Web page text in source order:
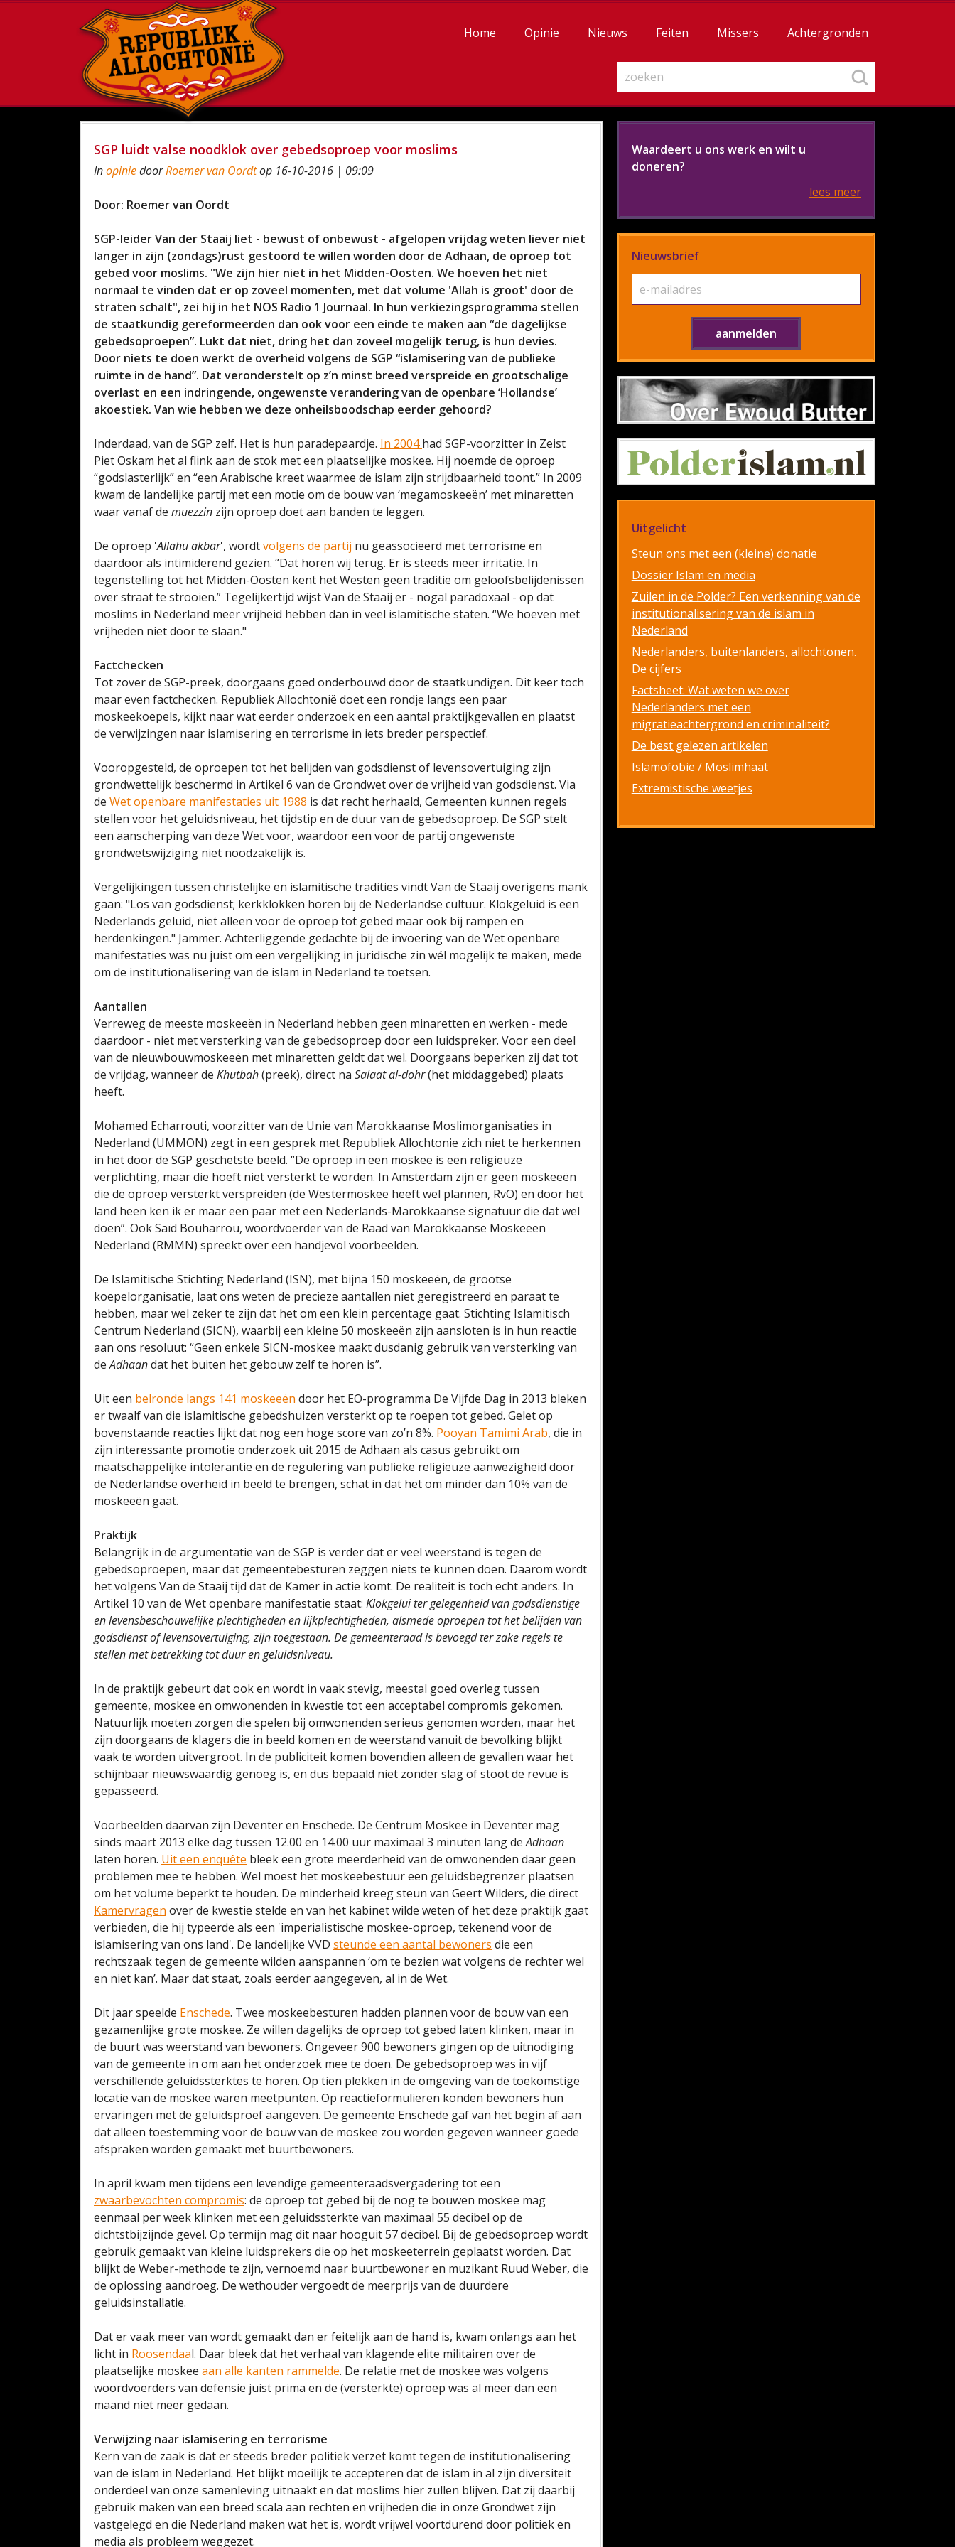
Home Opinie Nieuws Feiten Missers Achtergronden
SGP luidt valse noodklok over gebedsoproep voor moslims
InopiniedoorRoemer van Oordtop 16-10-2016 | 09:09
Door: Roemer van Oordt
SGP-leider Van der Staaij liet - bewust of onbewust - afgelopen vrijdag weten liever niet
langer in zijn (zondags)rust gestoord te willen worden door de Adhaan, de oproep tot
gebed voor moslims. "We zijn hier niet in het Midden-Oosten. We hoeven het niet
normaal te vinden dat er op zoveel momenten, met dat volume 'Allah is groot' door de
straten schalt", zei hij in het NOS Radio 1 Journaal. In hun verkiezingsprogramma stellen
de staatkundig gereformeerden dan ook voor een einde te maken aan “de dagelijkse
gebedsoproepen”. Lukt dat niet, dring het dan zoveel mogelijk terug, is hun devies.
Door niets te doen werkt de overheid volgens de SGP “islamisering van de publieke
ruimte in de hand”. Dat veronderstelt op z’n minst breed verspreide en grootschalige
overlast en een indringende, ongewenste verandering van de openbare ‘Hollandse’
akoestiek. Van wie hebben we deze onheilsboodschap eerder gehoord?
Inderdaad, van de SGP zelf. Het is hun paradepaardje. In 2004had SGP-voorzitter in Zeist
Piet Oskam het al flink aan de stok met een plaatselijke moskee. Hij noemde de oproep
“godslasterlijk” en “een Arabische kreet waarmee de islam zijn strijdbaarheid toont.” In 2009
kwam de landelijke partij met een motie om de bouw van ‘megamoskeeën’ met minaretten
waar vanaf de muezzin zijn oproep doet aan banden te leggen.
De oproep 'Allahu akbar', wordtvolgens de partij nu geassocieerd met terrorisme en
daardoor als intimiderend gezien. “Dat horen wij terug. Er is steeds meer irritatie. In
tegenstelling tot het Midden-Oosten kent het Westen geen traditie om geloofsbelijdenissen
over straat te strooien.” Tegelijkertijd wijst Van de Staaij er - nogal paradoxaal - op dat
moslims in Nederland meer vrijheid hebben dan in veel islamitische staten. “We hoeven met
vrijheden niet door te slaan."
Factchecken
Tot zover de SGP-preek, doorgaans goed onderbouwd door de staatkundigen. Dit keer toch
maar even factchecken. Republiek Allochtonië doet een rondje langs een paar
moskeekoepels, kijkt naar wat eerder onderzoek en een aantal praktijkgevallen en plaatst
de verwijzingen naar islamisering en terrorisme in iets breder perspectief.
Vooropgesteld, de oproepen tot het belijden van godsdienst of levensovertuiging zijn
grondwettelijk beschermd in Artikel 6 van de Grondwet over de vrijheid van godsdienst. Via
de Wet openbare manifestaties uit 1988 is dat recht herhaald, Gemeenten kunnen regels
stellen voor het geluidsniveau, het tijdstip en de duur van de gebedsoproep. De SGP stelt
een aanscherping van deze Wet voor, waardoor een voor de partij ongewenste
grondwetswijziging niet noodzakelijk is.
Vergelijkingen tussen christelijke en islamitische tradities vindt Van de Staaij overigens mank
gaan: "Los van godsdienst; kerkklokken horen bij de Nederlandse cultuur. Klokgeluid is een
Nederlands geluid, niet alleen voor de oproep tot gebed maar ook bij rampen en
herdenkingen." Jammer. Achterliggende gedachte bij de invoering van de Wet openbare
manifestaties was nu juist om een vergelijking in juridische zin wél mogelijk te maken, mede
om de institutionalisering van de islam in Nederland te toetsen.
Aantallen
Verreweg de meeste moskeeën in Nederland hebben geen minaretten en werken - mede
daardoor - niet met versterking van de gebedsoproep door een luidspreker. Voor een deel
van de nieuwbouwmoskeeën met minaretten geldt dat wel. Doorgaans beperken zij dat tot
de vrijdag, wanneer de Khutbah(preek), direct na Salaat al-dohr(het middaggebed) plaats
heeft.
Mohamed Echarrouti, voorzitter van de Unie van Marokkaanse Moslimorganisaties in
Nederland (UMMON) zegt in een gesprek met Republiek Allochtonie zich niet te herkennen
in het door de SGP geschetste beeld. “De oproep in een moskee is een religieuze
verplichting, maar die hoeft niet versterkt te worden. In Amsterdam zijn er geen moskeeën
die de oproep versterkt verspreiden (de Westermoskee heeft wel plannen, RvO) en door het
land heen ken ik er maar een paar met een Nederlands-Marokkaanse signatuur die dat wel
doen”. Ook Saïd Bouharrou, woordvoerder van de Raad van Marokkaanse Moskeeën
Nederland (RMMN) spreekt over een handjevol voorbeelden.
De Islamitische Stichting Nederland (ISN), met bijna 150 moskeeën, de grootse
koepelorganisatie, laat ons weten de precieze aantallen niet geregistreerd en paraat te
hebben, maar wel zeker te zijn dat het om een klein percentage gaat. Stichting Islamitisch
Centrum Nederland (SICN), waarbij een kleine 50 moskeeën zijn aansloten is in hun reactie
aan ons resoluut: “Geen enkele SICN-moskee maakt dusdanig gebruik van versterking van
deAdhaandat het buiten het gebouw zelf te horen is”.
Uit een belronde langs 141 moskeeën door het EO-programma De Vijfde Dag in 2013 bleken
er twaalf van die islamitische gebedshuizen versterkt op te roepen tot gebed. Gelet op
bovenstaande reacties lijkt dat nog een hoge score van zo’n 8%. Pooyan Tamimi Arab, die in
zijn interessante promotie onderzoek uit 2015 de Adhaan als casus gebruikt om
maatschappelijke intolerantie en de regulering van publieke religieuze aanwezigheid door
de Nederlandse overheid in beeld te brengen, schat in dat het om minder dan 10% van de
moskeeën gaat.
Praktijk
Belangrijk in de argumentatie van de SGP is verder dat er veel weerstand is tegen de
gebedsoproepen, maar dat gemeentebesturen zeggen niets te kunnen doen. Daarom wordt
het volgens Van de Staaij tijd dat de Kamer in actie komt. De realiteit is toch echt anders. In
Artikel 10 van de Wet openbare manifestatie staat: Klokgelui ter gelegenheid van godsdienstige
en levensbeschouwelijke plechtigheden en lijkplechtigheden, alsmede oproepen tot het belijden van
godsdienst of levensovertuiging, zijn toegestaan. De gemeenteraad is bevoegd ter zake regels te
stellen met betrekking tot duur en geluidsniveau.
In de praktijk gebeurt dat ook en wordt in vaak stevig, meestal goed overleg tussen
gemeente, moskee en omwonenden in kwestie tot een acceptabel compromis gekomen.
Natuurlijk moeten zorgen die spelen bij omwonenden serieus genomen worden, maar het
zijn doorgaans de klagers die in beeld komen en de weerstand vanuit de bevolking blijkt
vaak te worden uitvergroot. In de publiciteit komen bovendien alleen de gevallen waar het
schijnbaar nieuwswaardig genoeg is, en dus bepaald niet zonder slag of stoot de revue is
gepasseerd.
Voorbeelden daarvan zijn Deventer en Enschede. De Centrum Moskee in Deventer mag
sinds maart 2013 elke dag tussen 12.00 en 14.00 uur maximaal 3 minuten lang deAdhaan
laten horen. Uit een enquête bleek een grote meerderheid van de omwonenden daar geen
problemen mee te hebben. Wel moest het moskeebestuur een geluidsbegrenzer plaatsen
om het volume beperkt te houden. De minderheid kreeg steun van Geert Wilders, die direct
Kamervragen over de kwestie stelde en van het kabinet wilde weten of het deze praktijk gaat
verbieden, die hij typeerde als een 'imperialistische moskee-oproep, tekenend voor de
islamisering van ons land'. De landelijke VVD steunde een aantal bewoners die een
rechtszaak tegen de gemeente wilden aanspannen ‘om te bezien wat volgens de rechter wel
en niet kan’. Maar dat staat, zoals eerder aangegeven, al in de Wet.
Dit jaar speelde Enschede. Twee moskeebesturen hadden plannen voor de bouw van een
gezamenlijke grote moskee. Ze willen dagelijks de oproep tot gebed laten klinken, maar in
de buurt was weerstand van bewoners. Ongeveer 900 bewoners gingen op de uitnodiging
van de gemeente in om aan het onderzoek mee te doen. De gebedsoproep was in vijf
verschillende geluidssterktes te horen. Op tien plekken in de omgeving van de toekomstige
locatie van de moskee waren meetpunten. Op reactieformulieren konden bewoners hun
ervaringen met de geluidsproef aangeven. De gemeente Enschede gaf van het begin af aan
dat alleen toestemming voor de bouw van de moskee zou worden gegeven wanneer goede
afspraken worden gemaakt met buurtbewoners.
In april kwam men tijdens een levendige gemeenteraadsvergadering tot een
zwaarbevochten compromis: de oproep tot gebed bij de nog te bouwen moskee mag
eenmaal per week klinken met een geluidssterkte van maximaal 55 decibel op de
dichtstbijzijnde gevel. Op termijn mag dit naar hooguit 57 decibel. Bij de gebedsoproep wordt
gebruik gemaakt van kleine luidsprekers die op het moskeeterrein geplaatst worden. Dat
blijkt de Weber-methode te zijn, vernoemd naar buurtbewoner en muzikant Ruud Weber, die
de oplossing aandroeg. De wethouder vergoedt de meerprijs van de duurdere
geluidsinstallatie.
Dat er vaak meer van wordt gemaakt dan er feitelijk aan de hand is, kwam onlangs aan het
licht in Roosendaal. Daar bleek dat het verhaal van klagende elite militairen over de
plaatselijke moskee aan alle kanten rammelde. De relatie met de moskee was volgens
woordvoerders van defensie juist prima en de (versterkte) oproep was al meer dan een
maand niet meer gedaan.
Verwijzing naar islamisering en terrorisme
Kern van de zaak is dat er steeds breder politiek verzet komt tegen de institutionalisering
van de islam in Nederland. Het blijkt moeilijk te accepteren dat de islam in al zijn diversiteit
onderdeel van onze samenleving uitnaakt en dat moslims hier zullen blijven. Dat zij daarbij
gebruik maken van een breed scala aan rechten en vrijheden die in onze Grondwet zijn
vastgelegd en die Nederland maken wat het is, wordt vrijwel voortdurend door politiek en
media als probleem weggezet.
Waardeert u ons werk en wilt u
doneren?
lees meer
Nieuwsbrief
Uitgelicht
Steun ons met een (kleine) donatie
Dossier Islam en media
Zuilen in de Polder? Een verkenning van de
institutionalisering van de islam in
Nederland
Nederlanders, buitenlanders, allochtonen.
De cijfers
Factsheet: Wat weten we over
Nederlanders met een
migratieachtergrond en criminaliteit?
De best gelezen artikelen
Islamofobie / Moslimhaat
Extremistische weetjes